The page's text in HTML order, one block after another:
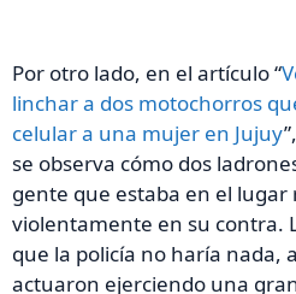
Por otro lado, en el artículo “
linchar a dos motochorros
celular a una mujer en Jujuy
se observa cómo dos
gente que estaba en el lugar
violentamente en su contra.
que la policía no haría nada,
actuaron ejerciendo una